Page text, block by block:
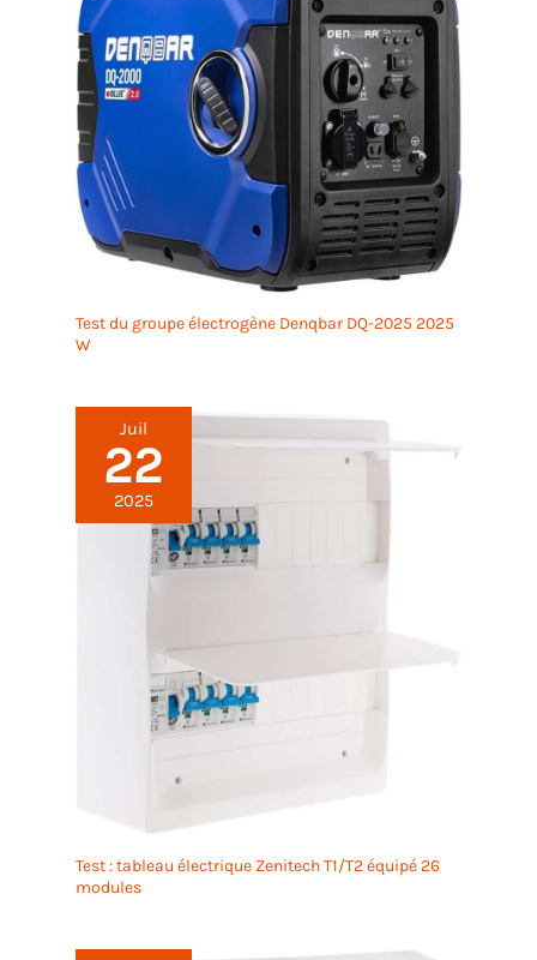
Test du groupe électrogène Denqbar DQ-2025 2025
W
Juil
22
2025
Test : tableau électrique Zenitech T1/T2 équipé 26
modules